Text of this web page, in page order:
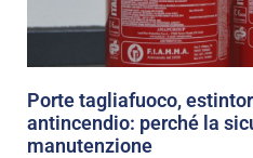
Porte tagliafuoco,
antincendio: perché la
manutenzione